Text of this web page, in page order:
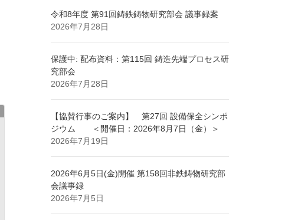
令和8年度 第91回鋳鉄鋳物研究部会 議事録案
2026年7月28日
保護中: 配布資料：第115回 鋳造先端プロセス研
究部会
2026年7月28日
【協賛行事のご案内】 第27回 設備保全シンポ
ジウム ＜開催日：2026年8月7日（金）＞
2026年7月19日
2026年6月5日(金)開催 第158回非鉄鋳物研究部
会議事録
2026年7月5日